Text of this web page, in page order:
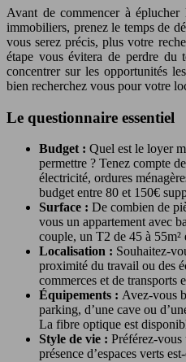
Avant de commencer à
immobiliers, prenez le temps de
vous serez précis, plus votre
étape vous évitera de perdre du
concentrer sur les opportunités
bien recherchez vous pour votre
Le questionnaire essentiel
Budget : Quel est le loyer
permettre ? Tenez compte
électricité, ordures
budget entre 80 et 150€
Surface : De combien de
vous un appartement avec
couple, un T2 de 45 à 55m²
Localisation : Souhaitez-
proximité du travail ou des
commerces et de transports
Équipements : Avez-vous
parking, d’une cave ou
La fibre optique est
Style de vie : Préférez-
présence d’espaces verts